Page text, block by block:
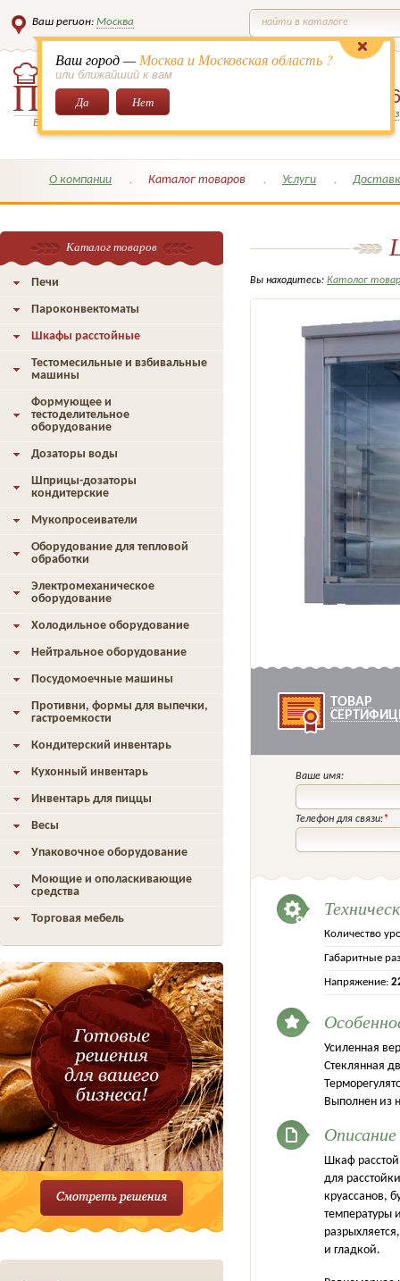
Ваш регион: Москва
Ваш город —Москва и Московская область ?
или ближайший к вам
Да Нет
найти в каталоге
Всё для кондитеров и поваров!
649-
Заказать обратный
О компании Каталог товаров Услуги
Вы находитесь: Католог
ТОВАР
Ваше имя:
Телефон для связи:*
Количество
Габаритные
Напряжение:
Усиленная
Стеклянная
Выполнен из
Описание
Шкаф
для
круассанов,
температуры
и гладкой.
Каталог товаров
Печи
Пароконвектоматы
Шкафы расстойные
Тестомесильные и взбивальные
машины
Формующее и
тестоделительное
оборудование
Дозаторы воды
Шприцы-дозаторы
кондитерские
Мукопросеиватели
Оборудование для тепловой
обработки
Электромеханическое
оборудование
Холодильное оборудование
Нейтральное оборудование
Посудомоечные машины
Противни, формы для выпечки,
гастроемкости
Кондитерский инвентарь
Кухонный инвентарь
Инвентарь для пиццы
Весы
Упаковочное оборудование
Моющие и ополаскивающие
средства
Торговая мебель